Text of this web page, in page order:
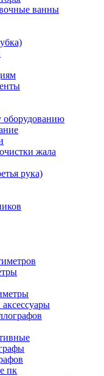
ванны
оборудованию
жала
рука)
пк